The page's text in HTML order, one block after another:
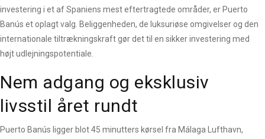
investering i et af Spaniens mest eftertragtede områder, er Puerto
Banús et oplagt valg. Beliggenheden, de luksuriøse omgivelser og den
internationale tiltrækningskraft gør det til en sikker investering med
højt udlejningspotentiale.
Nem adgang og eksklusiv
livsstil året rundt
Puerto Banús ligger blot 45 minutters kørsel fra Málaga Lufthavn,